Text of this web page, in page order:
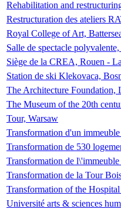
Rehabilitation and
Restructuration des ateliers
Royal College of Art,
Salle de spectacle
Siège de la CREA, Rouen -
Station de ski Klekovaca,
The Architecture Foundation,
The Museum of the 20th
Tour, Warsaw
Transformation d'un
Transformation de 530
Transformation de
Transformation de la Tour
Transformation of the
Université arts & sciences